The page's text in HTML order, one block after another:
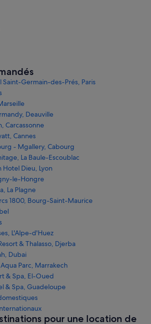
Germain-des-Prés, Paris
Deauville
Carcassonne
Cannes
- Mgallery, Cabourg
La Baule-Escoublac
Dieu, Lyon
le-Hongre
La Plagne
1800, Bourg-Saint-Maurice
L'Alpe-d'Huez
& Thalasso, Djerba
Dubai
Parc, Marrakech
& Spa, El-Oued
& Spa, Guadeloupe
pour une location de